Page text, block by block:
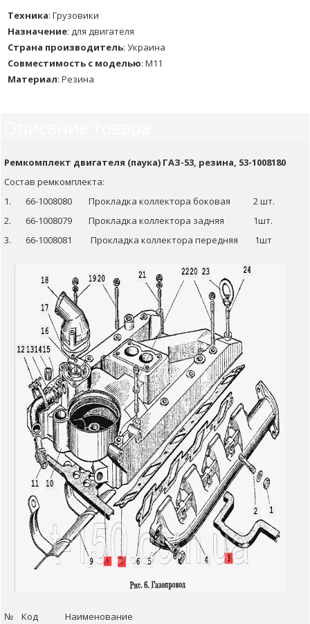
Техника: Грузовики
Назначение: для двигателя
Страна производитель: Украина
Совместимость с моделью: M11
Материал: Резина
Ремкомплект двигателя (паука) ГАЗ-53, резина, 53-1008180
Состав ремкомплекта:
1. 66-1008080 Прокладка коллектора боковая 2 шт.
2. 66-1008079 Прокладка коллектора задняя 1шт.
3. 66-1008081 Прокладка коллектора передняя 1шт
№ Код Наименование